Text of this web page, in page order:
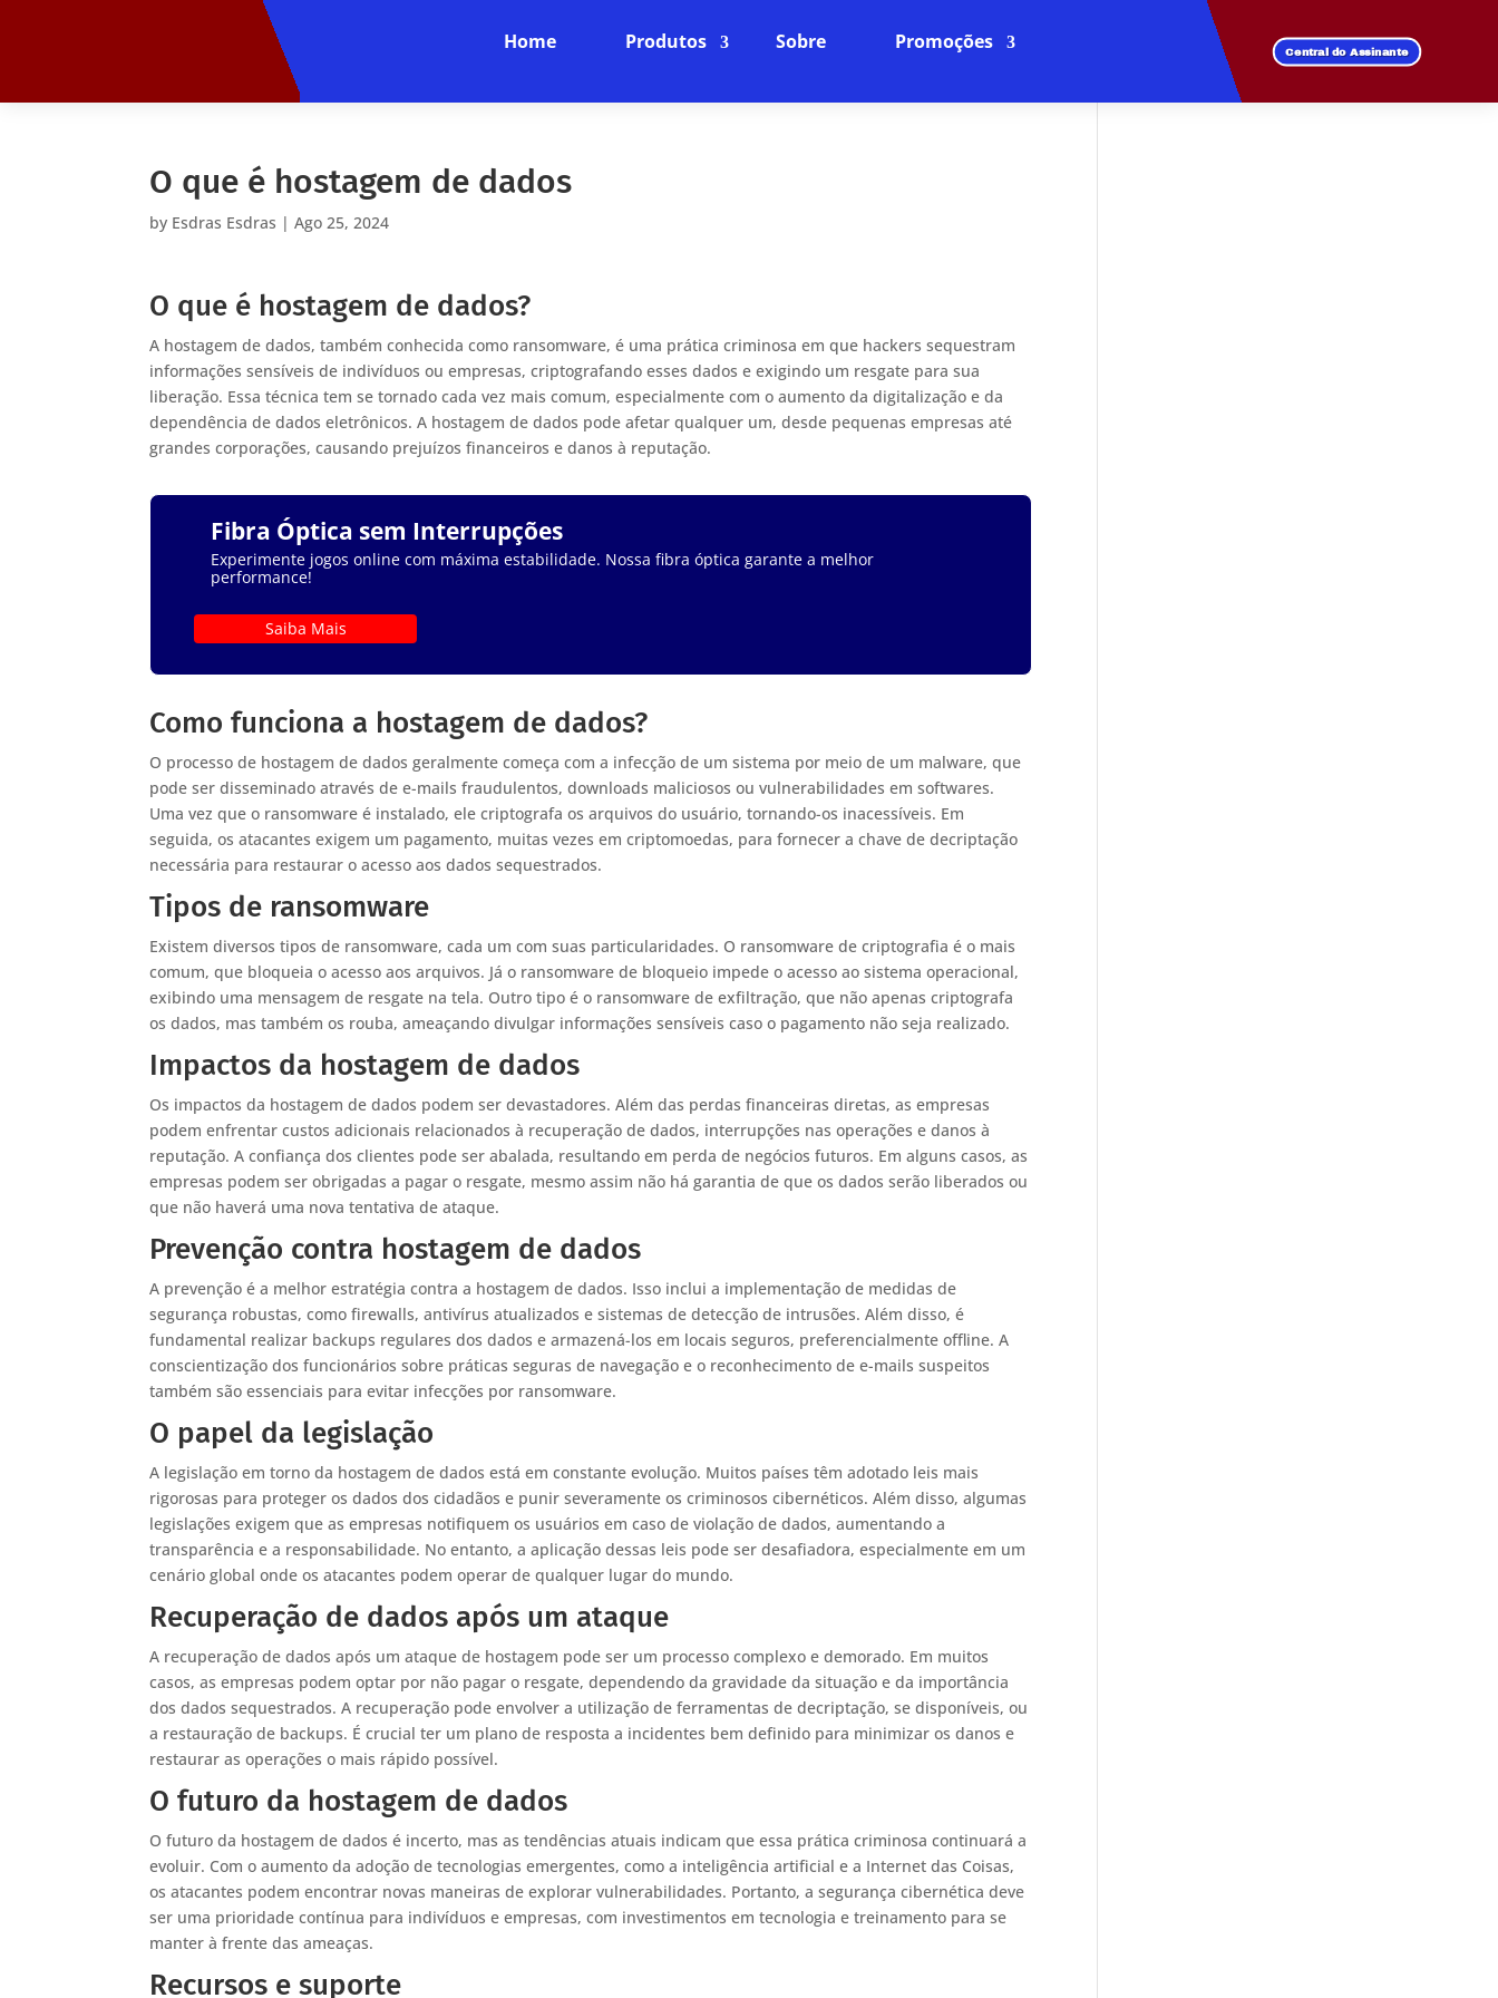
Home Produtos Sobre Promoções Central do Assinante
O que é hostagem de dados
by Esdras Esdras |Ago 25, 2024
O que é hostagem de dados?
A hostagem de dados, também conhecida como ransomware, é uma prática criminosa em que hackers sequestram
informações sensíveis de indivíduos ou empresas, criptografando esses dados e exigindo um resgate para sua
liberação. Essa técnica tem se tornado cada vez mais comum, especialmente com o aumento da digitalização e da
dependência de dados eletrônicos. A hostagem de dados pode afetar qualquer um, desde pequenas empresas até
grandes corporações, causando prejuízos financeiros e danos à reputação.
Fibra Óptica sem Interrupções
Experimente jogos online com máxima estabilidade. Nossa fibra óptica garante a melhor
performance!
Saiba Mais
Como funciona a hostagem de dados?
O processo de hostagem de dados geralmente começa com a infecção de um sistema por meio de um malware, que
pode ser disseminado através de e-mails fraudulentos, downloads maliciosos ou vulnerabilidades em softwares.
Uma vez que o ransomware é instalado, ele criptografa os arquivos do usuário, tornando-os inacessíveis. Em
seguida, os atacantes exigem um pagamento, muitas vezes em criptomoedas, para fornecer a chave de decriptação
necessária para restaurar o acesso aos dados sequestrados.
Tipos de ransomware
Existem diversos tipos de ransomware, cada um com suas particularidades. O ransomware de criptografia é o mais
comum, que bloqueia o acesso aos arquivos. Já o ransomware de bloqueio impede o acesso ao sistema operacional,
exibindo uma mensagem de resgate na tela. Outro tipo é o ransomware de exfiltração, que não apenas criptografa
os dados, mas também os rouba, ameaçando divulgar informações sensíveis caso o pagamento não seja realizado.
Impactos da hostagem de dados
Os impactos da hostagem de dados podem ser devastadores. Além das perdas financeiras diretas, as empresas
podem enfrentar custos adicionais relacionados à recuperação de dados, interrupções nas operações e danos à
reputação. A confiança dos clientes pode ser abalada, resultando em perda de negócios futuros. Em alguns casos, as
empresas podem ser obrigadas a pagar o resgate, mesmo assim não há garantia de que os dados serão liberados ou
que não haverá uma nova tentativa de ataque.
Prevenção contra hostagem de dados
A prevenção é a melhor estratégia contra a hostagem de dados. Isso inclui a implementação de medidas de
segurança robustas, como firewalls, antivírus atualizados e sistemas de detecção de intrusões. Além disso, é
fundamental realizar backups regulares dos dados e armazená-los em locais seguros, preferencialmente offline. A
conscientização dos funcionários sobre práticas seguras de navegação e o reconhecimento de e-mails suspeitos
também são essenciais para evitar infecções por ransomware.
O papel da legislação
A legislação em torno da hostagem de dados está em constante evolução. Muitos países têm adotado leis mais
rigorosas para proteger os dados dos cidadãos e punir severamente os criminosos cibernéticos. Além disso, algumas
legislações exigem que as empresas notifiquem os usuários em caso de violação de dados, aumentando a
transparência e a responsabilidade. No entanto, a aplicação dessas leis pode ser desafiadora, especialmente em um
cenário global onde os atacantes podem operar de qualquer lugar do mundo.
Recuperação de dados após um ataque
A recuperação de dados após um ataque de hostagem pode ser um processo complexo e demorado. Em muitos
casos, as empresas podem optar por não pagar o resgate, dependendo da gravidade da situação e da importância
dos dados sequestrados. A recuperação pode envolver a utilização de ferramentas de decriptação, se disponíveis, ou
a restauração de backups. É crucial ter um plano de resposta a incidentes bem definido para minimizar os danos e
restaurar as operações o mais rápido possível.
O futuro da hostagem de dados
O futuro da hostagem de dados é incerto, mas as tendências atuais indicam que essa prática criminosa continuará a
evoluir. Com o aumento da adoção de tecnologias emergentes, como a inteligência artificial e a Internet das Coisas,
os atacantes podem encontrar novas maneiras de explorar vulnerabilidades. Portanto, a segurança cibernética deve
ser uma prioridade contínua para indivíduos e empresas, com investimentos em tecnologia e treinamento para se
manter à frente das ameaças.
Recursos e suporte